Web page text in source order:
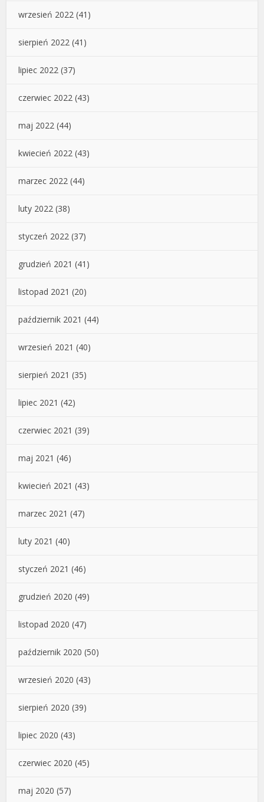
wrzesień 2022 (41)
sierpień 2022 (41)
lipiec 2022 (37)
czerwiec 2022 (43)
maj 2022 (44)
kwiecień 2022 (43)
marzec 2022 (44)
luty 2022 (38)
styczeń 2022 (37)
grudzień 2021 (41)
listopad 2021 (20)
październik 2021 (44)
wrzesień 2021 (40)
sierpień 2021 (35)
lipiec 2021 (42)
czerwiec 2021 (39)
maj 2021 (46)
kwiecień 2021 (43)
marzec 2021 (47)
luty 2021 (40)
styczeń 2021 (46)
grudzień 2020 (49)
listopad 2020 (47)
październik 2020 (50)
wrzesień 2020 (43)
sierpień 2020 (39)
lipiec 2020 (43)
czerwiec 2020 (45)
maj 2020 (57)